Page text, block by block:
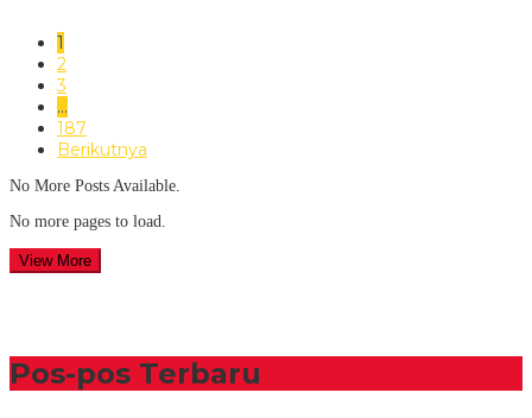
1
2
3
…
187
Berikutnya
No More Posts Available.
No more pages to load.
View More
Pos-pos Terbaru